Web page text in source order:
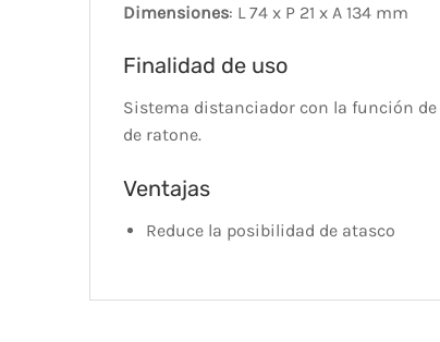
Dimensiones: L 74 x P 21 x A 134 mm
Finalidad de uso
Sistema distanciador con la función
de ratone.
Ventajas
Reduce la posibilidad de atasco